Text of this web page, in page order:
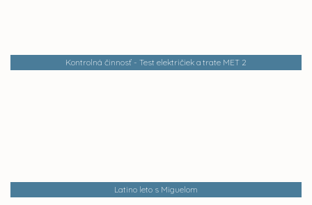
Kontrolná činnosť - Test električiek a trate MET 2
Latino leto s Miguelom